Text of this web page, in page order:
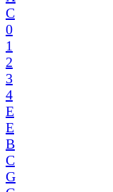
C
0
1
2
3
4
E
E
B
C
G